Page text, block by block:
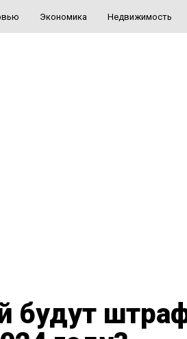
Экономика Недвижимость
будут